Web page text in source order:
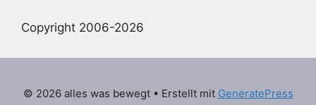
Copyright 2006-2026
© 2026 alles was bewegt• Erstellt mit GeneratePress